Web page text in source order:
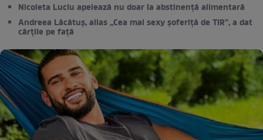
Nicoleta Luciu apelează nu doar la abstinență alimentară
Andreea Lăcătuș, alias „Cea mai sexy șoferiță de TIR”, a dat
cărțile pe față